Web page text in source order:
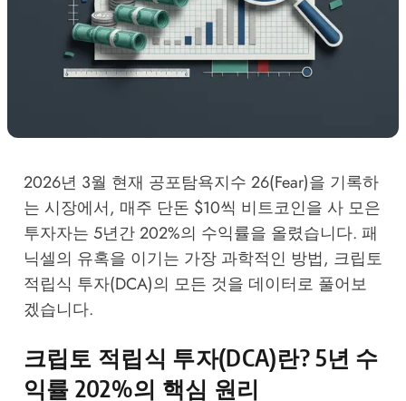
2026년 3월 현재 공포탐욕지수 26(Fear)을 기록하
는 시장에서, 매주 단돈 $10씩 비트코인을 사 모은
투자자는 5년간 202%의 수익률을 올렸습니다. 패
닉셀의 유혹을 이기는 가장 과학적인 방법, 크립토
적립식 투자(DCA)의 모든 것을 데이터로 풀어보
겠습니다.
크립토 적립식 투자(DCA)란? 5년 수
익률 202%의 핵심 원리